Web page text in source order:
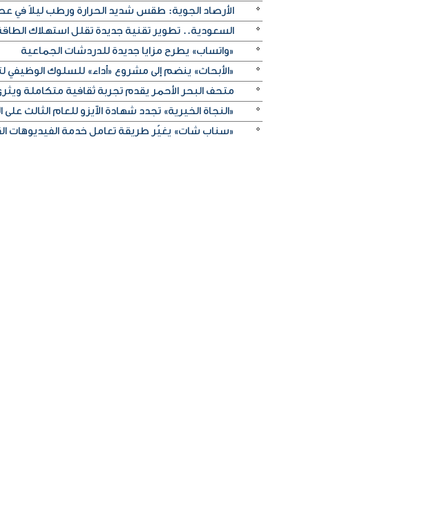
الأرصاد الجوية: طقس شديد الحرارة ورطب ليلاً في
السعودية.. تطوير تقنية جديدة تقلل استهلاك
«واتساب» يطرح مزايا جديدة للدردشات الجماعية
«الأبحاث» ينضم إلى مشروع «أداء» للسلوك الوظيفي
متحف البحر الأحمر يقدم تجربة ثقافية متكاملة
«النجاة الخيرية» تجدد شهادة الآيزو للعام الثالث على
«سناب شات» يغيّر طريقة تعامل خدمة الفيديوهات